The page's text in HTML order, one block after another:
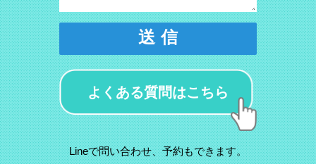
送 信
よくある質問はこちら
Lineで問い合わせ、予約もできます。